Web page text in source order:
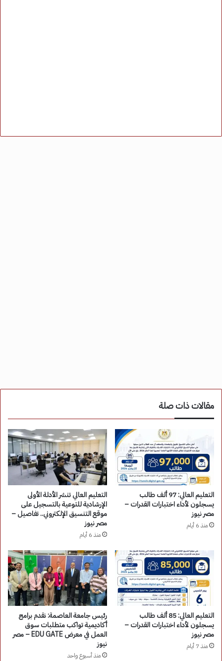
مقالات ذات صلة
التعليم العالي: 97 ألف طالب
يسجلون لأداء اختبارات القدرات –
مصر نيوز
منذ 6 أيام
التعليم العالي تنشر الأدلة الأولى
الإرشادية للتوعية بالتسجيل على
موقع التنسيق الإلكتروني.. تفاصيل –
مصر نيوز
منذ 6 أيام
التعليم العالي: 85 ألف طالب
يسجلون لأداء اختبارات القدرات –
مصر نيوز
منذ 7 أيام
رئيس جامعة العاصمة: نقدم برامج
أكاديمية تواكب متطلبات سوق
العمل في معرض EDU GATE – مصر
نيوز
منذ أسبوع واحد